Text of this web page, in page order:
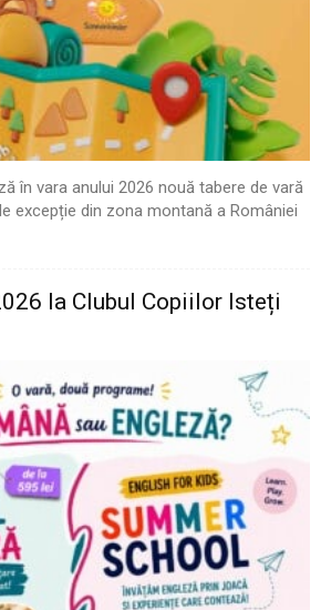
în vara anului 2026 nouă tabere de vară
excepție din zona montană a României
la Clubul Copiilor Isteți